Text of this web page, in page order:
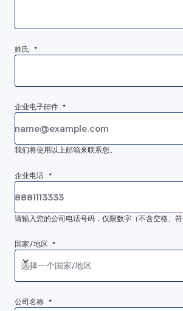
姓氏 *
企业电子邮件 *
我们将使用以上邮箱来联系您。
企业电话 *
请输入您的公司电话号码，仅限数字（不含空格、符
国家/地区 *
选择一个国家/地区
公司名称 *